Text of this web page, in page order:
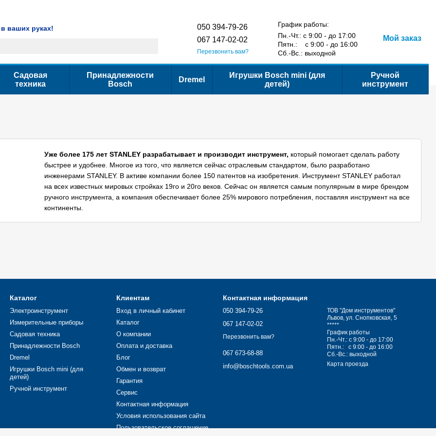
ваших руках!
050 394-79-26
067 147-02-02
Перезвонить вам?
График работы:
Пн.-Чт.: с 9:00 - до 17:00
Пятн.: с 9:00 - до 16:00
Сб.-Вс.: выходной
Мой заказ
Садовая
техника
Принадлежности
Bosch
Dremel
Игрушки Bosch mini (для
детей)
Ручной
инструмент
Уже более 175 лет STANLEY разрабатывает и производит инструмент, который помогает сделать работу
быстрее и удобнее. Многое из того, что является сейчас отраслевым стандартом, было разработано
инженерами STANLEY. В активе компании более 150 патентов на изобретения. Инструмент STANLEY работал
на всех известных мировых стройках 19го и 20го веков. Сейчас он является самым популярным в мире брендом
ручного инструмента, а компания обеспечивает более 25% мирового потребления, поставляя инструмент на все
континенты.
С появлением электроинструмента в 30х годах, бренд STANLEY,уже тогда известный во всем мире, также
Каталог
Электроинструмент
Измерительные приборы
Садовая техника
Принадлежности Bosch
Dremel
Игрушки Bosch mini (для
детей)
Ручной инструмент
Клиентам
Вход в личный кабинет
Каталог
О компании
Оплата и доставка
Блог
Обмен и возврат
Гарантия
Сервис
Контактная информация
Условия использования сайта
Пользовательское соглашение
Контактная информация
050 394-79-26
067 147-02-02
Перезвонить вам?
067 673-68-88
info@boschtools.com.ua
ТОВ "Дом инструментов"
Львов, ул. Снопковская, 5
*****
График работы
Пн.-Чт.: с 9:00 - до 17:00
Пятн.: с 9:00 - до 16:00
Сб.-Вс.: выходной
Карта проезда